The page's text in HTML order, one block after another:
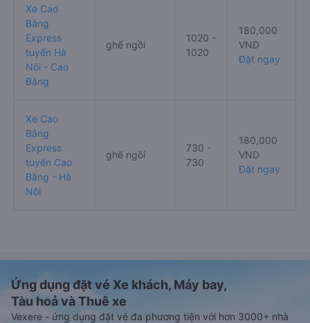
Xe Cao
Bằng
Express
tuyến Hà
Nội - Cao
Bằng
ghế ngồi
1020 -
1020
180,000
VND
Đặt ngay
Xe Cao
Bằng
Express
tuyến Cao
Bằng - Hà
Nội
ghế ngồi
730 -
730
180,000
VND
Đặt ngay
Ứng dụng đặt vé Xe khách, Máy bay,
Tàu hoả và Thuê xe
Vexere - ứng dụng đặt vé đa phương tiện với hơn 3000+ nhà